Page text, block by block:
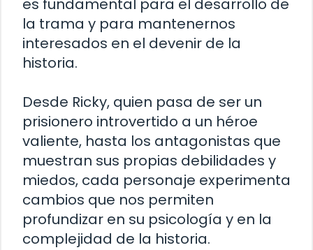
es fundamental para el desarrollo de
la trama y para mantenernos
interesados en el devenir de la
historia.
Desde Ricky, quien pasa de ser un
prisionero introvertido a un héroe
valiente, hasta los antagonistas que
muestran sus propias debilidades y
miedos, cada personaje experimenta
cambios que nos permiten
profundizar en su psicología y en la
complejidad de la historia.